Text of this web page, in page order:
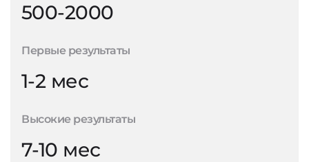
500-2000
Первые результаты
1-2 мес
Высокие результаты
7-10 мес